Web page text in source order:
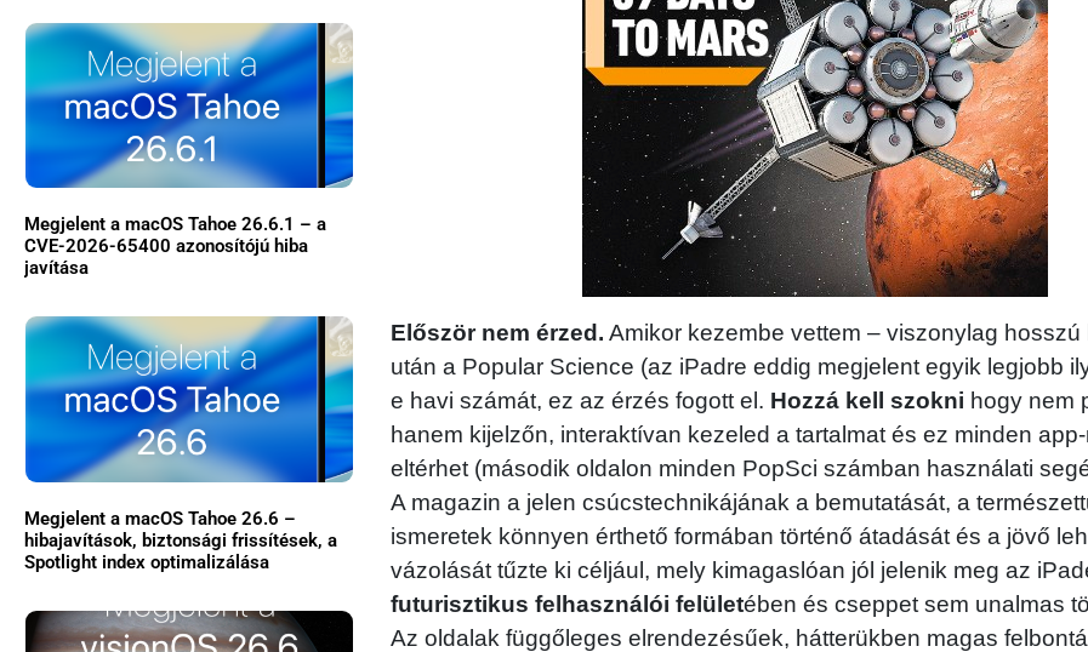
Megjelent a macOS Tahoe 26.6.1 – a
CVE-2026-65400 azonosítójú hiba
javítása
Megjelent a macOS Tahoe 26.6 –
hibajavítások, biztonsági frissítések, a
Spotlight index optimalizálása
Először nem érzed. Amikor kezembe vettem – viszonylag hosszú
után a Popular Science (az iPadre eddig megjelent egyik legjobb
e havi számát, ez az érzés fogott el. Hozzá kell szokni hogy nem
hanem kijelzőn, interaktívan kezeled a tartalmat és ez minden
eltérhet (második oldalon minden PopSci számban használati
A magazin a jelen csúcstechnikájának a bemutatását, a
ismeretek könnyen érthető formában történő átadását és a jövő
vázolását tűzte ki céljául, mely kimagaslóan jól jelenik meg az
futurisztikus felhasználói felületében és cseppet sem unalmas
Az oldalak függőleges elrendezésűek, hátterükben magas